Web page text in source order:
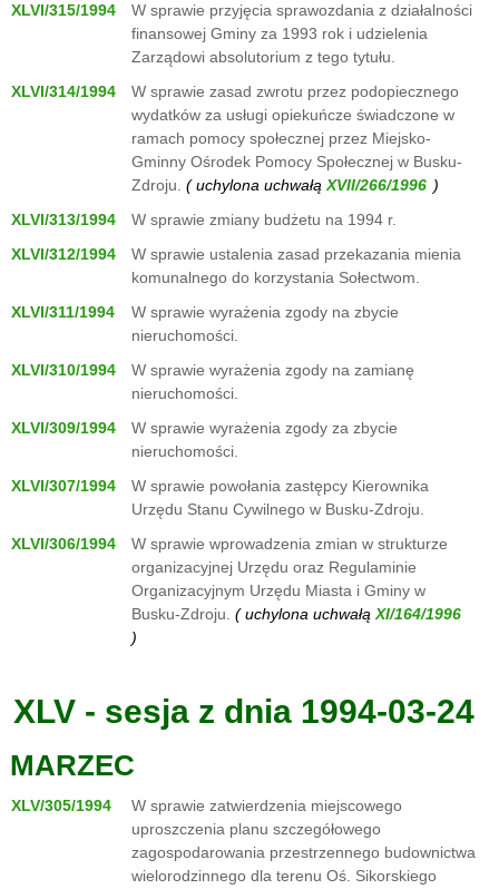
XLVI/315/1994
W sprawie przyjęcia sprawozdania z działalności
finansowej Gminy za 1993 rok i udzielenia
Zarządowi absolutorium z tego tytułu.
XLVI/314/1994
W sprawie zasad zwrotu przez podopiecznego
wydatków za usługi opiekuńcze świadczone w
ramach pomocy społecznej przez Miejsko-
Gminny Ośrodek Pomocy Społecznej w Busku-
Zdroju. ( uchylona uchwałą
)
XLVI/313/1994
W sprawie zmiany budżetu na 1994 r.
XLVI/312/1994
W sprawie ustalenia zasad przekazania mienia
komunalnego do korzystania Sołectwom.
XLVI/311/1994
W sprawie wyrażenia zgody na zbycie
nieruchomości.
XLVI/310/1994
W sprawie wyrażenia zgody na zamianę
nieruchomości.
XLVI/309/1994
W sprawie wyrażenia zgody za zbycie
nieruchomości.
XLVI/307/1994
W sprawie powołania zastępcy Kierownika
Urzędu Stanu Cywilnego w Busku-Zdroju.
XLVI/306/1994
W sprawie wprowadzenia zmian w strukturze
organizacyjnej Urzędu oraz Regulaminie
Organizacyjnym Urzędu Miasta i Gminy w
Busku-Zdroju. ( uchylona uchwałą
)
XLV - sesja z dnia 1994-03-24
MARZEC
XLV/305/1994
W sprawie zatwierdzenia miejscowego
uproszczenia planu szczegółowego
zagospodarowania przestrzennego budownictwa
wielorodzinnego dla terenu Oś. Sikorskiego